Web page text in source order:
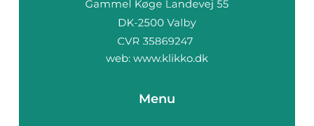
web: www.klikko.dk
Menu